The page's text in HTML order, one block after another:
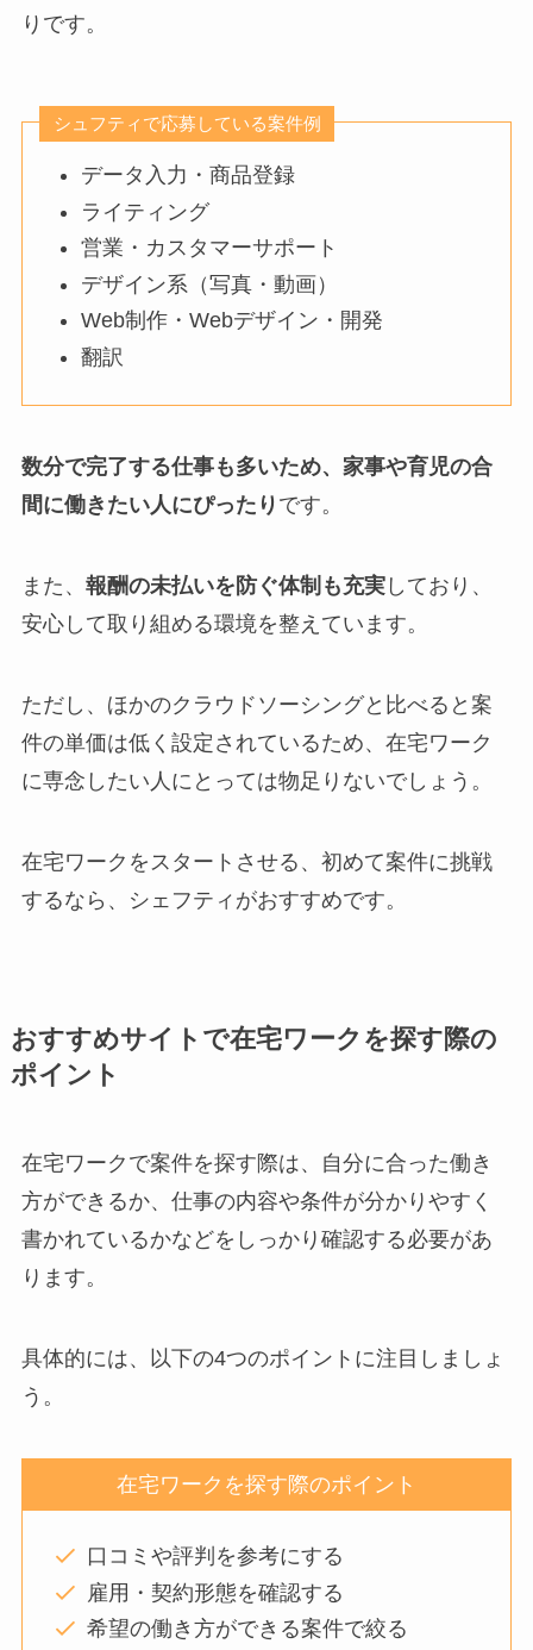
りです。
シュフティで応募している案件例
データ入力・商品登録
ライティング
営業・カスタマーサポート
デザイン系（写真・動画）
Web制作・Webデザイン・開発
翻訳
数分で完了する仕事も多いため、家事や育児の合
間に働きたい人にぴったり です。
また、 報酬の未払いを防ぐ体制も充実しており、
安心して取り組める環境を整えています。
ただし、ほかのクラウドソーシングと比べると案
件の単価は低く設定されているため、在宅ワーク
に専念したい人にとっては物足りないでしょう。
在宅ワークをスタートさせる、初めて案件に挑戦
するなら、シェフティがおすすめです。
おすすめサイトで在宅ワークを探す際の
ポイント
在宅ワークで案件を探す際は、自分に合った働き
方ができるか、仕事の内容や条件が分かりやすく
書かれているかなどをしっかり確認する必要があ
ります。
具体的には、以下の4つのポイントに注目しましょ
う。
在宅ワークを探す際のポイント
口コミや評判を参考にする
雇用・契約形態を確認する
希望の働き方ができる案件で絞る